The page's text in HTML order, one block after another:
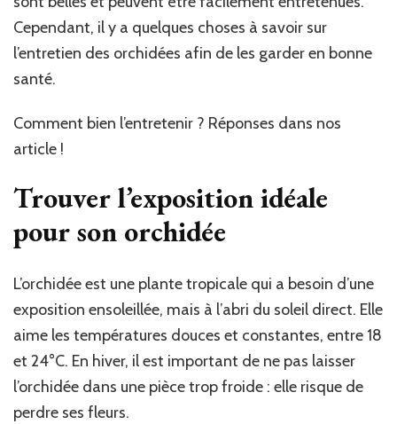
conseils
et
entretien
Cependant, il y a quelques choses à savoir sur
l’entretien des orchidées afin de les garder en bonne
santé.
Comment bien l’entretenir ? Réponses dans nos
article !
Trouver l’exposition idéale
pour son orchidée
L’orchidée est une plante tropicale qui a besoin d’une
exposition ensoleillée, mais à l’abri du soleil direct. Elle
aime les températures douces et constantes, entre 18
et 24°C. En hiver, il est important de ne pas laisser
l’orchidée dans une pièce trop froide : elle risque de
perdre ses fleurs.